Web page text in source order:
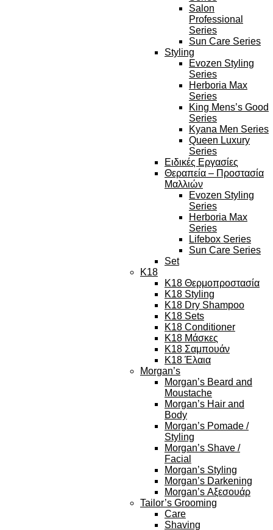
Salon
Professional
Series
Sun Care Series
Styling
Evozen Styling
Series
Herboria Max
Series
King Mens’s Good
Series
Kyana Men Series
Queen Luxury
Series
Ειδικές Εργασίες
Θεραπεία – Προστασία
Μαλλιών
Evozen Styling
Series
Herboria Max
Series
Lifebox Series
Sun Care Series
Set
K18
K18 Θερμοπροστασία
K18 Styling
K18 Dry Shampoo
K18 Sets
K18 Conditioner
K18 Μάσκες
K18 Σαμπουάν
K18 Έλαια
Morgan’s
Morgan’s Beard and
Moustache
Morgan’s Hair and
Body
Morgan’s Pomade /
Styling
Morgan’s Shave /
Facial
Morgan’s Styling
Morgan’s Darkening
Morgan’s Αξεσουάρ
Tailor’s Grooming
Care
Shaving